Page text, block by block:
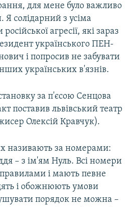
для мене було важливо
солідарний з усіма
агресії, які зараз
українського ПЕН-
і попросив не забувати
українських в'язнів.
за п'єсою Сенцова
поставив львівський театр
Олексій Кравчук).
називають за номерами:
– з ім'ям Нуль. Всі номери
і мають певне
і обожнюють умови
порядок не можна –